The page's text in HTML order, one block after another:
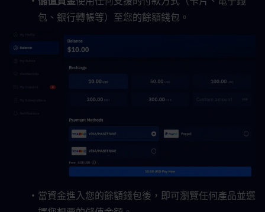
包、銀行轉帳等）至您的餘額錢包。
當資金進入您的餘額錢包後，即可瀏覽任何產品並選